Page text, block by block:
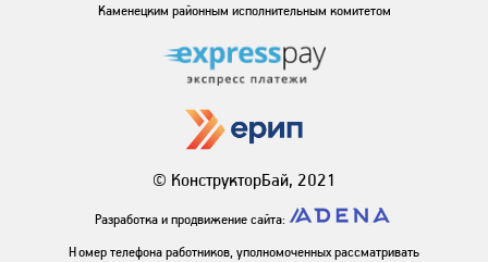
Каменецким районным исполнительным комитетом
© КонструкторБай, 2021
Разработка и продвижение сайта:
Номер телефона работников, уполномоченных рассматривать